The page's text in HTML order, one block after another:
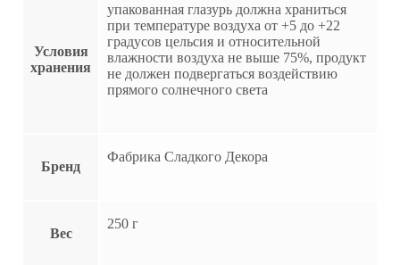
Условия
хранения
упакованная глазурь должна храниться
при температуре воздуха от +5 до +22
градусов цельсия и относительной
влажности воздуха не выше 75%, продукт
не должен подвергаться воздействию
прямого солнечного света
Бренд
Фабрика Сладкого Декора
Вес
250 г